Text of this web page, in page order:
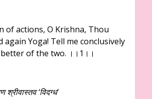
of actions, O Krishna, Thou
again Yoga! Tell me conclusively
of the two. ।।1।।
‘विदग्ध’